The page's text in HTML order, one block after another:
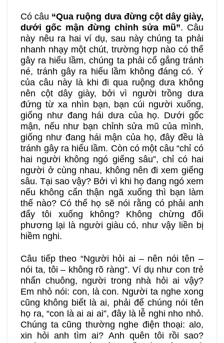
Có câu “Qua ruộng dưa đừng cột dây giày,
dưới gốc mận đừng chỉnh sửa mũ”. Câu
này nêu ra hai ví dụ, sau này chúng ta phải
nhanh nhạy một chút, trường hợp nào có thể
gây ra hiểu lầm, chúng ta phải cố gắng tránh
né, tránh gây ra hiểu lầm không đáng có. Ý
của câu này là khi đi qua ruộng dưa không
nên cột dây giày, bởi vì người trồng dưa
đứng từ xa nhìn bạn, bạn cúi người xuống,
giống như đang hái dưa của họ. Dưới gốc
mận, nếu như bạn chỉnh sửa mũ của mình,
giống như đang hái mận của họ, đây đều là
tránh gây ra hiểu lầm. Còn có một câu “chỉ có
hai người không ngó giếng sâu”, chỉ có hai
người ở cùng nhau, không nên đi xem giếng
sâu. Tại sao vậy? Bởi vì khi họ đang ngó xem
nếu không cẩn thận ngã xuống thì bạn làm
thế nào? Có thể họ sẽ nói rằng có phải anh
đẩy tôi xuống không? Không chừng đối
phương lại là người giàu có, như vậy liền bị
hiềm nghi.
Câu tiếp theo “Người hỏi ai – nên nói tên –
nói ta, tôi – không rõ ràng”. Ví dụ như con trẻ
nhấn chuông, người trong nhà hỏi ai vậy?
Em nhỏ nói: con, là con. Người ta nghe xong
cũng không biết là ai, phải để chúng nói tên
họ ra, “con là ai ai ai”, đây là lễ nghi nho nhỏ.
Chúng ta cũng thường nghe điện thoại: alo,
xin hỏi anh tìm ai? Anh quên tôi rồi sao?